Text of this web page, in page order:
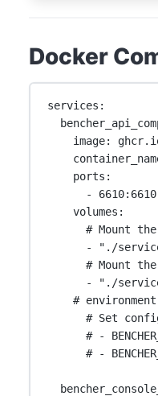
Docker
services :
image:
ports :
- 6610:6610
volumes :
# Mount
-
"./
# Mount
-
"./
#
# Set
# -
# -